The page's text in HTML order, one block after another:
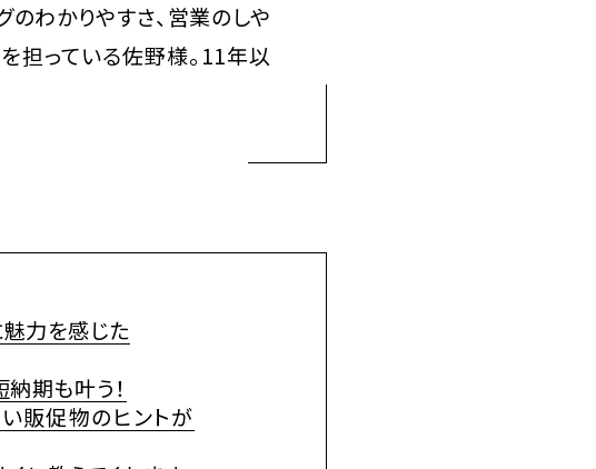
のわかりやすさ、営業のしや
担っている佐野様。11年以
魅力を感じた
期も叶う！
販促物のヒントが